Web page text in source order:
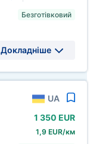
Безготівковий
Докладніше
UA
1 350 EUR
1,9 EUR/км